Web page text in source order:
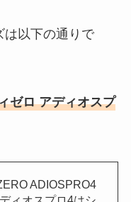
は以下の通りで
ゼロ アディオスプ
ADIOSPRO4